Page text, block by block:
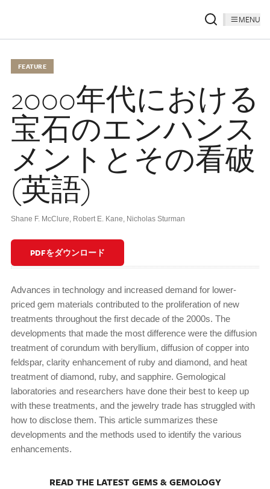
MENU
FEATURE
2000年代における
宝石のエンハンス
メントとその看破
(英語)
Shane F. McClure, Robert E. Kane, Nicholas Sturman
PDFをダウンロード
Advances in technology and increased demand for lower-
priced gem materials contributed to the proliferation of new
treatments throughout the first decade of the 2000s. The
developments that made the most difference were the diffusion
treatment of corundum with beryllium, diffusion of copper into
feldspar, clarity enhancement of ruby and diamond, and heat
treatment of diamond, ruby, and sapphire. Gemological
laboratories and researchers have done their best to keep up
with these treatments, and the jewelry trade has struggled with
how to disclose them. This article summarizes these
developments and the methods used to identify the various
enhancements.
READ THE LATEST GEMS & GEMOLOGY